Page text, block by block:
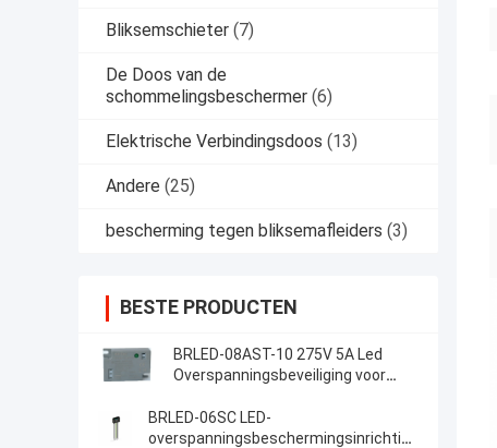
Bliksemschieter (7)
De Doos van de
schommelingsbeschermer (6)
Elektrische Verbindingsdoos (13)
Andere (25)
bescherming tegen bliksemafleiders (3)
BESTE PRODUCTEN
BRLED-08AST-10 275V 5A Led
Overspanningsbeveiliging voor
overbelastingsbeveiliging
BRLED-06SC LED-
overspanningsbeschermingsinrichting